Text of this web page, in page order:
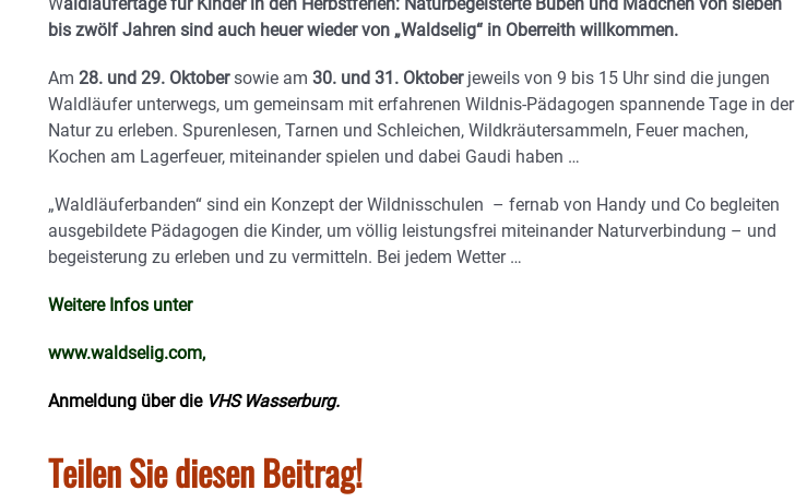
bis zwölf Jahren sind auch heuer wieder von „Waldselig“ in Oberreith willkommen.
Am 28. und 29. Oktobersowie am 30. und 31. Oktoberjeweils von 9 bis 15 Uhr sind die jungen
Waldläufer unterwegs, um gemeinsam mit erfahrenen Wildnis-Pädagogen spannende Tage in der
Natur zu erleben. Spurenlesen, Tarnen und Schleichen, Wildkräutersammeln, Feuer machen,
Kochen am Lagerfeuer, miteinander spielen und dabei Gaudi haben …
„Waldläuferbanden“ sind ein Konzept der Wildnisschulen – fernab von Handy und Co begleiten
ausgebildete Pädagogen die Kinder, um völlig leistungsfrei miteinander Naturverbindung – und
begeisterung zu erleben und zu vermitteln. Bei jedem Wetter …
Weitere Infos unter
www.waldselig.com,
Anmeldung über die VHS Wasserburg.
Teilen Sie diesen Beitrag!